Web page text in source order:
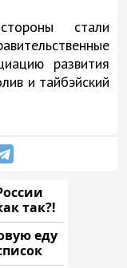
стали
развития
и тайбэйский
так?!
еду